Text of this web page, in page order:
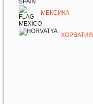
МЕКСИКА
ХОРВАТИЯ